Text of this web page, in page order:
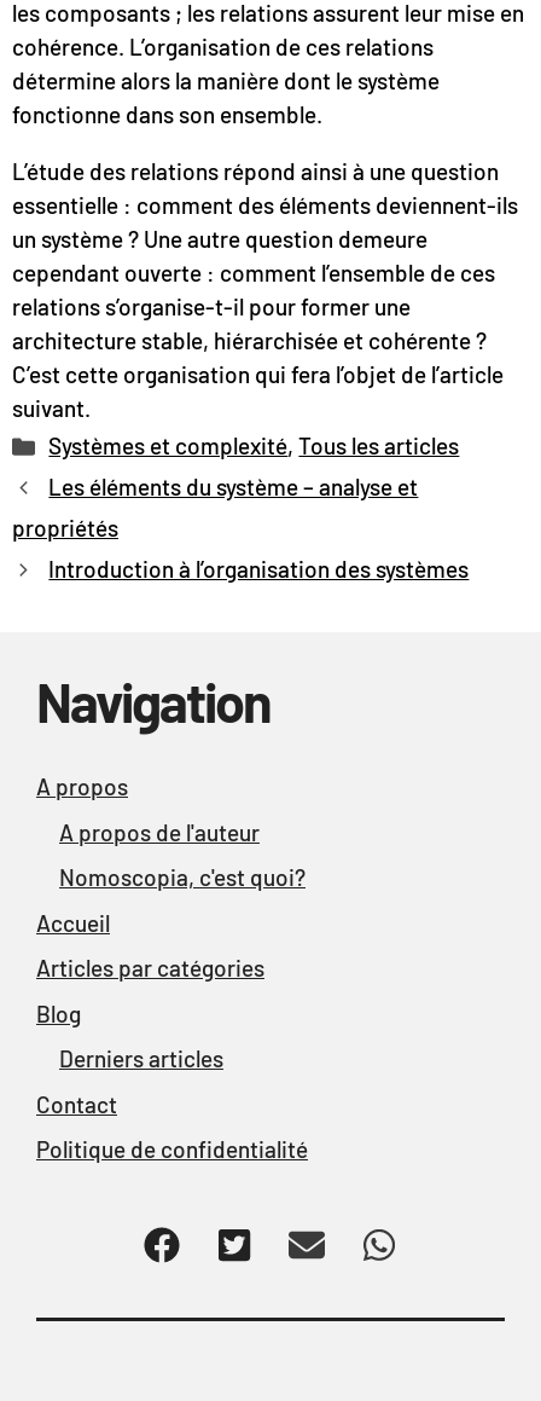
les composants ; les relations assurent leur mise en
cohérence. L’organisation de ces relations
détermine alors la manière dont le système
fonctionne dans son ensemble.
L’étude des relations répond ainsi à une question
essentielle : comment des éléments deviennent-ils
un système ? Une autre question demeure
cependant ouverte : comment l’ensemble de ces
relations s’organise-t-il pour former une
architecture stable, hiérarchisée et cohérente ?
C’est cette organisation qui fera l’objet de l’article
suivant.
Catégories
Systèmes et complexité,Tous les articles
Les éléments du système – analyse et
propriétés
Introduction à l’organisation des systèmes
Navigation
A propos
A propos de l'auteur
Nomoscopia, c'est quoi?
Accueil
Articles par catégories
Blog
Derniers articles
Contact
Politique de confidentialité